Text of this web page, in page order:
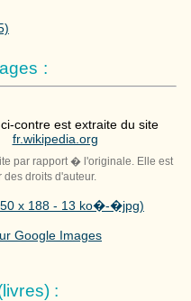
:
contre est extraite du site
fr.wikipedia.org
par rapport � l'originale. Elle est
droits d'auteur.
x 188 - 13 ko�-�jpg)
Google Images
: